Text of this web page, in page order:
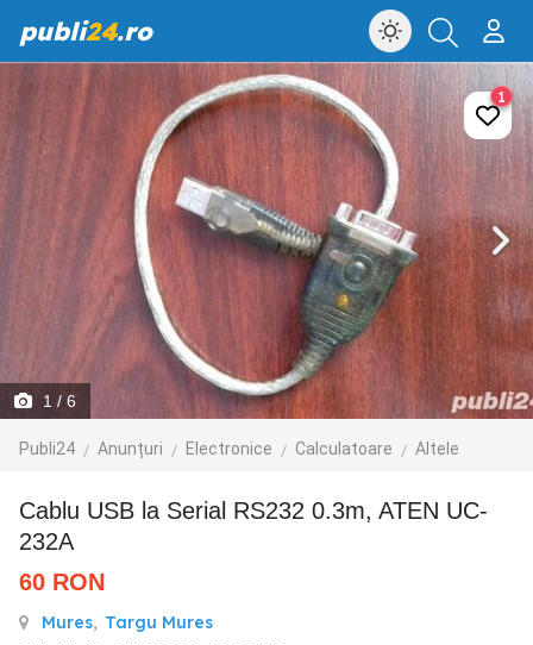
publi24.ro
1 / 6
Publi24 Anunțuri Electronice Calculatoare Altele
1
Cablu USB la Serial RS232 0.3m, ATEN UC-
232A
60 RON
Mures, Targu Mures